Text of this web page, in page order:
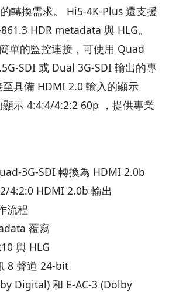
轉換需求。 Hi5-4K-Plus 還支援
HDR metadata 與 HLG。
單的監控連接，可使用 Quad
SDI 或 Dual 3G-SDI 輸出的專
具備 HDMI 2.0 輸入的顯示
示 4:4:4/4:2:2 60p ，提供專業
3G-SDI 轉換為 HDMI 2.0b
4:2:0 HDMI 2.0b 輸出
流程
覆寫
與 HLG
8 聲道 24-bit
Digital) 和 E-AC-3 (Dolby